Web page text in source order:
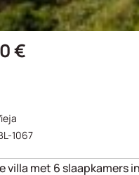
€
1067
villa met 6 slaapkamers